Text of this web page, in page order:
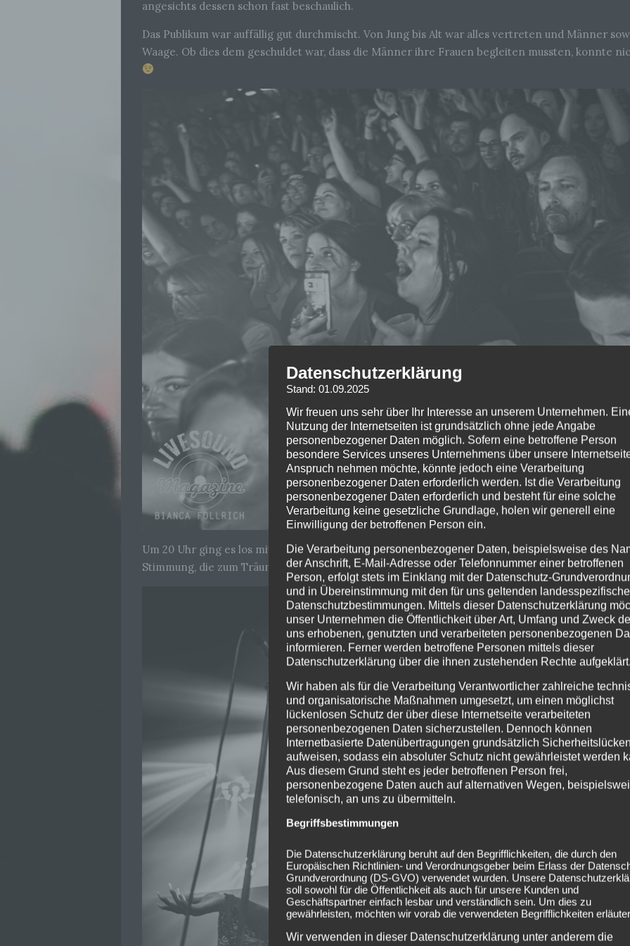
angesichts dessen schon fast beschaulich.
Das Publikum war auffällig gut durchmischt. Von Jung bis Alt war alles vertreten und Männer
Waage. Ob dies dem geschuldet war, dass die Männer ihre Frauen begleiten mussten, konnte
Um 20 Uhr ging es los mit dem isländischen Trio Kaelan Mila. Mit ihrer Musik zauberten sie
Stimmung, die zum Träumen einlud.
Datenschutzerklärung
Stand: 01.09.2025
Wir freuen uns sehr über Ihr Interesse an unserem Unternehmen.
Nutzung der Internetseiten ist grundsätzlich ohne jede Angabe
personenbezogener Daten möglich. Sofern eine betroffene Person
besondere Services unseres Unternehmens über unsere
Anspruch nehmen möchte, könnte jedoch eine Verarbeitung
personenbezogener Daten erforderlich werden. Ist die Verarbeitung
personenbezogener Daten erforderlich und besteht für eine solche
Verarbeitung keine gesetzliche Grundlage, holen wir generell eine
Einwilligung der betroffenen Person ein.
Die Verarbeitung personenbezogener Daten, beispielsweise des
der Anschrift, E-Mail-Adresse oder Telefonnummer einer betroffenen
Person, erfolgt stets im Einklang mit der Datenschutz-
und in Übereinstimmung mit den für uns geltenden
Datenschutzbestimmungen. Mittels dieser Datenschutzerklärung
unser Unternehmen die Öffentlichkeit über Art, Umfang und Zweck
uns erhobenen, genutzten und verarbeiteten personenbezogenen
informieren. Ferner werden betroffene Personen mittels dieser
Datenschutzerklärung über die ihnen zustehenden Rechte
Wir haben als für die Verarbeitung Verantwortlicher zahlreiche
und organisatorische Maßnahmen umgesetzt, um einen möglichst
lückenlosen Schutz der über diese Internetseite verarbeiteten
personenbezogenen Daten sicherzustellen. Dennoch können
Internetbasierte Datenübertragungen grundsätzlich
aufweisen, sodass ein absoluter Schutz nicht gewährleistet werden
Aus diesem Grund steht es jeder betroffenen Person frei,
personenbezogene Daten auch auf alternativen Wegen,
telefonisch, an uns zu übermitteln.
Begriffsbestimmungen
Die Datenschutzerklärung beruht auf den Begrifflichkeiten, die durch den
Europäischen Richtlinien- und Verordnungsgeber beim Erlass der
Grundverordnung (DS-GVO) verwendet wurden. Unsere
soll sowohl für die Öffentlichkeit als auch für unsere Kunden und
Geschäftspartner einfach lesbar und verständlich sein. Um dies zu
gewährleisten, möchten wir vorab die verwendeten Begrifflichkeiten
Wir verwenden in dieser Datenschutzerklärung unter anderem die